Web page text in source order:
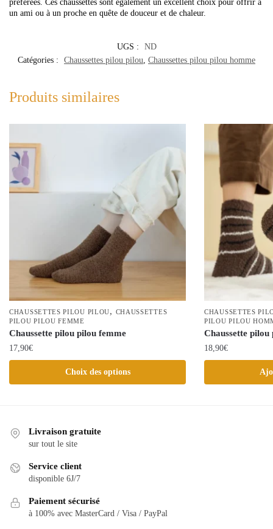
préférées. Ces chaussettes sont également un excellent choix pour offrir à
un ami ou à un proche en quête de douceur et de chaleur.
UGS :
ND
Catégories :
Chaussettes pilou pilou Chaussettes pilou pilou homme
Produits similaires
CHAUSSETTES PILOU PILOU, CHAUSSETTES
PILOU PILOU FEMME
Chaussette pilou pilou femme
17,90€
Choix des options
produit
variations.
Les
peuvent
choisies
CHAUSSETTES
PILOU PILOU
Chaussette pilou
18,90€
Livraison gratuite
sur tout le site
Service client
disponible 6J/7
Paiement sécurisé
à 100% avec MasterCard / Visa / PayPal